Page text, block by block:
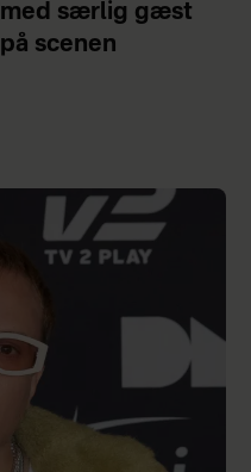
med særlig gæst
på scenen